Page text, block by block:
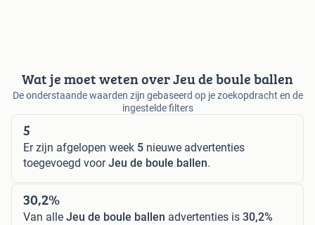
Wat je moet weten over Jeu de boule ballen
De onderstaande waarden zijn gebaseerd op je zoekopdracht en de
ingestelde filters
5
Er zijn afgelopen week 5 nieuwe advertenties
toegevoegd voorJeu de boule ballen.
30,2%
Van alle Jeu de boule ballen advertenties is 30,2%